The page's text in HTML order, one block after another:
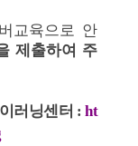
버교육으로
안
제출하여 주
러닝센터 : ht